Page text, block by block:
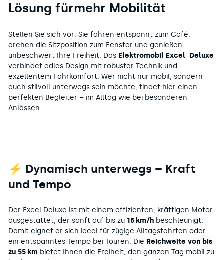
Lösung fürmehr Mobilität
Stellen Sie sich vor: Sie fahren entspannt zum Café,
drehen die Sitzposition zum Fenster und genießen
unbeschwert Ihre Freiheit. Das Elektromobil Excel Deluxe
verbindet edles Design mit robuster Technik und
exzellentem Fahrkomfort. Wer nicht nur mobil, sondern
auch stilvoll unterwegs sein möchte, findet hier einen
perfekten Begleiter – im Alltag wie bei besonderen
Anlässen.
⚡ Dynamisch unterwegs – Kraft
und Tempo
Der Excel Deluxe ist mit einem effizienten, kräftigen Motor
ausgestattet, der sanft auf bis zu 15 km/h beschleunigt.
Damit eignet er sich ideal für zügige Alltagsfahrten oder
ein entspanntes Tempo bei Touren. Die Reichweite von bis
zu 55 km bietet Ihnen die Freiheit, den ganzen Tag mobil zu